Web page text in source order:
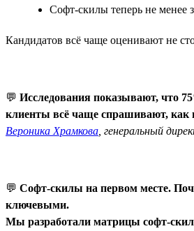
Софт-скилы теперь не менее
Кандидатов всё чаще оценивают не
💬 Исследования показывают, что
клиенты всё чаще спрашивают, как
Вероника Храмкова , генеральный
💬 Софт-скилы на первом месте.
ключевыми.
Мы разработали матрицы софт-